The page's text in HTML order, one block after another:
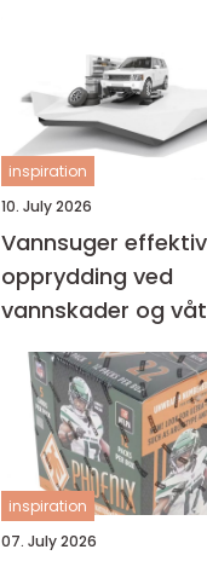
inspiration
10. July 2026
Vannsuger effektiv
opprydding ved
vannskader og våt
rengjøring
inspiration
07. July 2026